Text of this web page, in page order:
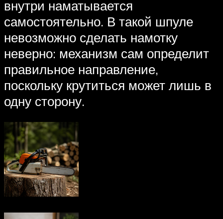
внутри наматывается
самостоятельно. В такой шпуле
невозможно сделать намотку
неверно: механизм сам определит
правильное направление,
поскольку крутиться может лишь в
одну сторону.